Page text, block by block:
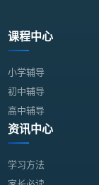
课程中心
小学辅导
初中辅导
高中辅导
资讯中心
学习方法